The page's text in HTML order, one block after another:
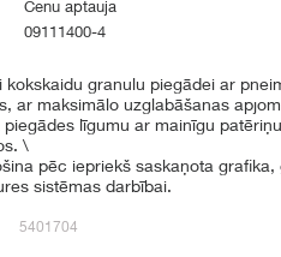
Cenu aptauja
09111400-4
kokskaidu granulu piegādei ar
ar maksimālo uzglabāšanas
līgumu ar mainīgu
\
pēc iepriekš saskaņota
sistēmas darbībai.
5401704